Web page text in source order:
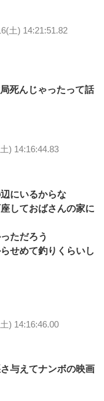
土) 14:21:51.82
死んじゃったって話
) 14:16:44.83
にいるからな
しておばさんの家に
ただろう
せめて釣りくらいし
) 14:16:46.00
与えてナンボの映画